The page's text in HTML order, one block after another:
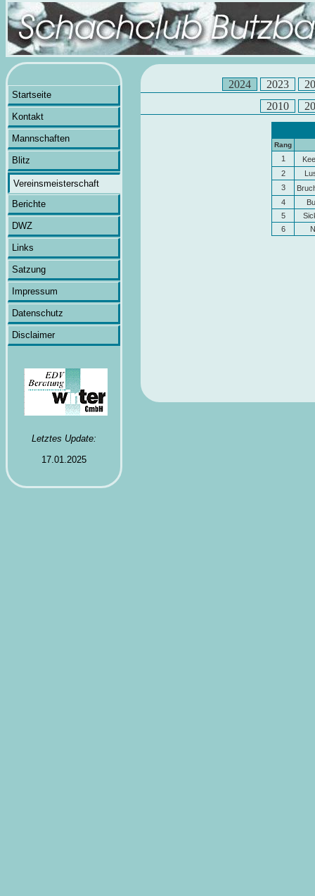
Startseite
Kontakt
Mannschaften
Blitz
Vereinsmeisterschaft
Berichte
DWZ
Links
Satzung
Impressum
Datenschutz
Disclaimer
Letztes Update:
17.01.2025
2024 2023
2010
Rang
1
2
3
4
5
6